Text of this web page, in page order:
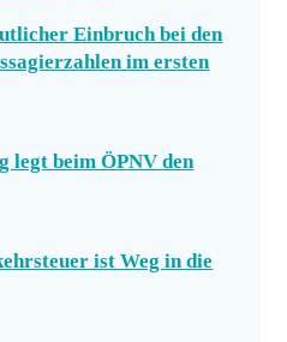
Einbruch bei den
im ersten
legt beim ÖPNV den
ist Weg in die